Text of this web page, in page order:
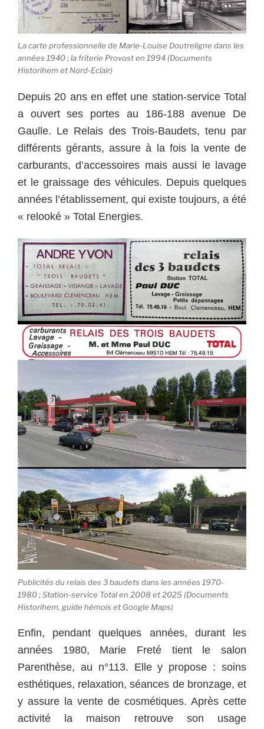
La carte professionnelle de Marie-Louise Doutreligne dans les
années 1940 ; la friterie Provost en 1994 (Documents
Historihem et Nord-Eclair)
Depuis 20 ans en effet une station-service Total
a ouvert ses portes au 186-188 avenue De
Gaulle. Le Relais des Trois-Baudets, tenu par
différents gérants, assure à la fois la vente de
carburants, d’accessoires mais aussi le lavage
et le graissage des véhicules. Depuis quelques
années l’établissement, qui existe toujours, a été
« relooké » Total Energies.
Publicités du relais des 3 baudets dans les années 1970-
1980 ; Station-service Total en 2008 et 2025 (Documents
Historihem, guide hémois et Google Maps)
Enfin, pendant quelques années, durant les
années 1980, Marie Freté tient le salon
Parenthèse, au n°113. Elle y propose : soins
esthétiques, relaxation, séances de bronzage, et
y assure la vente de cosmétiques. Après cette
activité la maison retrouve son usage